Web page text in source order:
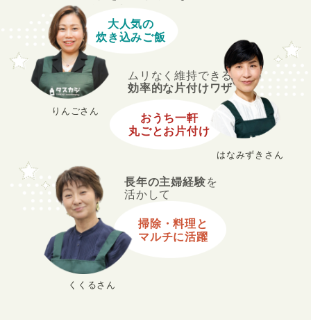
くくるさん
長年の主婦経験を
活かして
掃除・料理と
マルチに活躍
りんごさん
大人気の
炊き込みご飯
はなみずきさん
ムリなく維持できる
効率的な片付けワザ
おうち一軒
丸ごとお片付け